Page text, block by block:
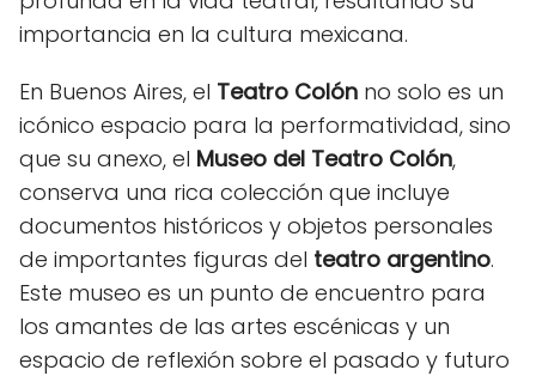
importancia en la cultura mexicana.
En Buenos Aires, el Teatro Colón no solo es un
icónico espacio para la performatividad, sino
que su anexo, el Museo del Teatro Colón,
conserva una rica colección que incluye
documentos históricos y objetos personales
de importantes figuras del teatro argentino.
Este museo es un punto de encuentro para
los amantes de las artes escénicas y un
espacio de reflexión sobre el pasado y futuro